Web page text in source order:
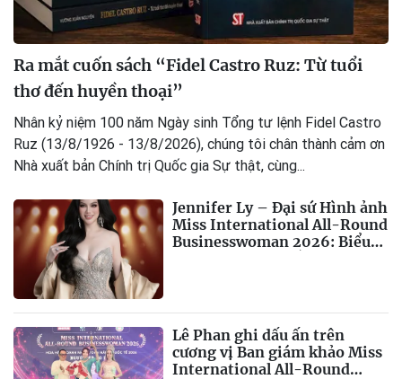
Ra mắt cuốn sách “Fidel Castro Ruz: Từ tuổi
thơ đến huyền thoại”
Nhân kỷ niệm 100 năm Ngày sinh Tổng tư lệnh Fidel Castro
Ruz (13/8/1926 - 13/8/2026), chúng tôi chân thành cảm ơn
Nhà xuất bản Chính trị Quốc gia Sự thật, cùng...
Jennifer Ly – Đại sứ Hình ảnh
Miss International All-Round
Businesswoman 2026: Biểu
Lê Phan ghi dấu ấn trên
cương vị Ban giám khảo Miss
International All-Round